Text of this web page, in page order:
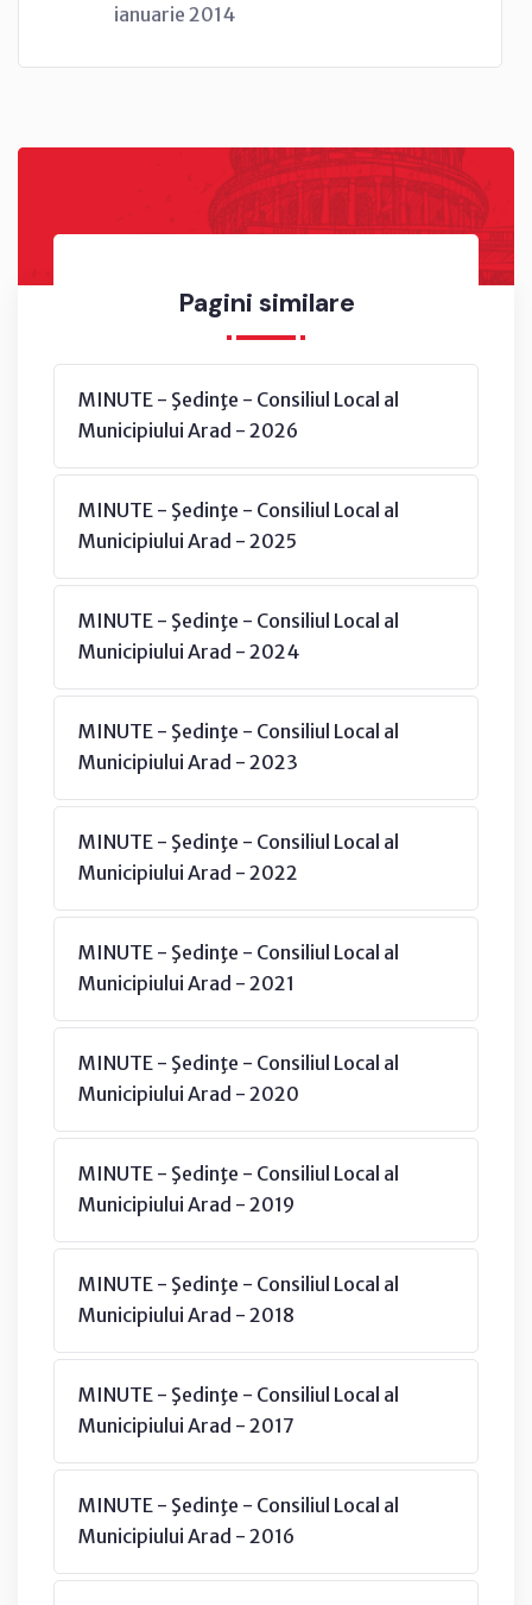
Pagini similare
MINUTE - Şedinţe - Consiliul Local al
Municipiului Arad - 2026
MINUTE - Şedinţe - Consiliul Local al
Municipiului Arad - 2025
MINUTE - Şedinţe - Consiliul Local al
Municipiului Arad - 2024
MINUTE - Şedinţe - Consiliul Local al
Municipiului Arad - 2023
MINUTE - Şedinţe - Consiliul Local al
Municipiului Arad - 2022
MINUTE - Şedinţe - Consiliul Local al
Municipiului Arad - 2021
MINUTE - Şedinţe - Consiliul Local al
Municipiului Arad - 2020
MINUTE - Şedinţe - Consiliul Local al
Municipiului Arad - 2019
MINUTE - Şedinţe - Consiliul Local al
Municipiului Arad - 2018
MINUTE - Şedinţe - Consiliul Local al
Municipiului Arad - 2017
MINUTE - Şedinţe - Consiliul Local al
Municipiului Arad - 2016
ianuarie 2014